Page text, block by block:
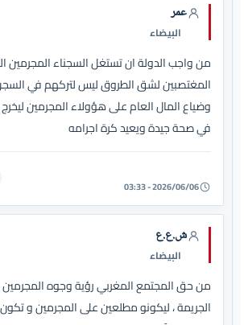
عمر
البيضاء
من واجب الدولة ان تستغل السجناء المجرمين
المغتصبين لشق الطروق ليس لتركهم في
وضياع المال العام على هؤولاء المجرمين
في صحة جيدة ويعيد كرة اجرامه
2026/06/06 - 03:33
ش.ع.ع
البيضاء
من حق المجتمع المغربي رؤية وجوه
الجريمة ، ليكونو مطلعين على المجرمين و